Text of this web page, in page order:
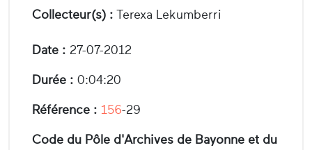
Collecteur(s) : Terexa Lekumberri
Date : 27-07-2012
Durée : 0:04:20
Référence : 156-29
Code du Pôle d'Archives de Bayonne et du